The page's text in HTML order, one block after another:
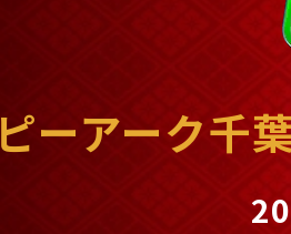
ピーアーク千